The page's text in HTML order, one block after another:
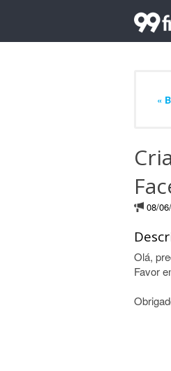
«
08/
Olá,
Favor